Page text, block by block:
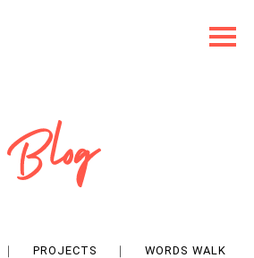
｜ PROJECTS ｜ WORDS WALK